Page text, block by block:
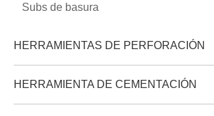
Subs de basura
HERRAMIENTAS DE PERFORACIÓN
HERRAMIENTA DE CEMENTACIÓN